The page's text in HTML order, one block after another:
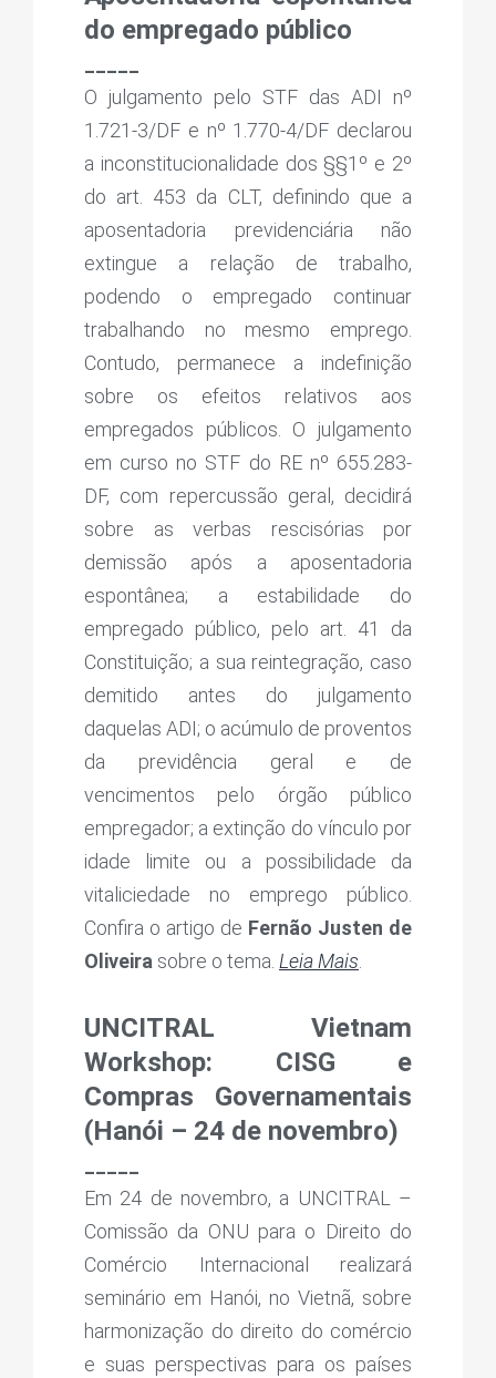
do empregado público
O julgamento pelo STF das ADI nº
1.721-3/DF e nº 1.770-4/DF declarou
a inconstitucionalidade dos §§1º e 2º
do art. 453 da CLT, definindo que a
aposentadoria previdenciária não
extingue a relação de trabalho,
podendo o empregado continuar
trabalhando no mesmo emprego.
Contudo, permanece a indefinição
sobre os efeitos relativos aos
empregados públicos. O julgamento
em curso no STF do RE nº 655.283-
DF, com repercussão geral, decidirá
sobre as verbas rescisórias por
demissão após a aposentadoria
espontânea; a estabilidade do
empregado público, pelo art. 41 da
Constituição; a sua reintegração, caso
demitido antes do julgamento
daquelas ADI; o acúmulo de proventos
da previdência geral e de
vencimentos pelo órgão público
empregador; a extinção do vínculo por
idade limite ou a possibilidade da
vitaliciedade no emprego público.
Confira o artigo de Fernão Justen de
Oliveira sobre o tema. Leia Mais.
UNCITRAL Vietnam
Workshop: CISG e
Compras Governamentais
(Hanói – 24 de novembro)
Em 24 de novembro, a UNCITRAL –
Comissão da ONU para o Direito do
Comércio Internacional realizará
seminário em Hanói, no Vietnã, sobre
harmonização do direito do comércio
e suas perspectivas para os países